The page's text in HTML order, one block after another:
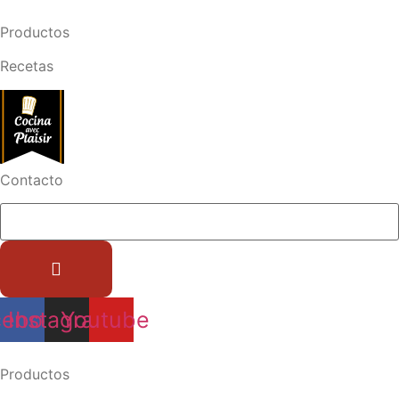
al
Productos
Recetas
Contacto
Instagram
Youtube
Productos